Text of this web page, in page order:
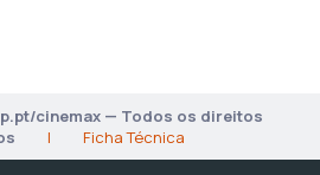
cinemax — Todos os direitos
| Ficha Técnica